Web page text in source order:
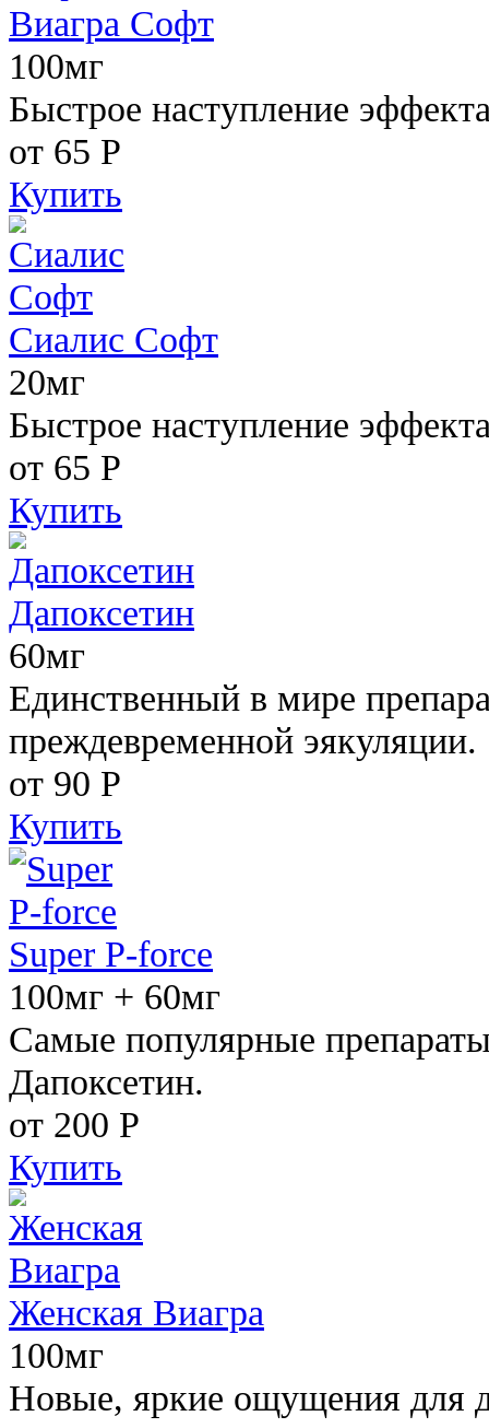
Виагра Софт
100мг
Быстрое наступление
от 65 Р
Купить
Сиалис Софт
20мг
Быстрое наступление
от 65 Р
Купить
Дапоксетин
60мг
Единственный в мире
преждевременной эякуляции.
от 90 Р
Купить
Super P-force
100мг + 60мг
Самые популярные
Дапоксетин.
от 200 Р
Купить
Женская Виагра
100мг
Новые, яркие ощущения для